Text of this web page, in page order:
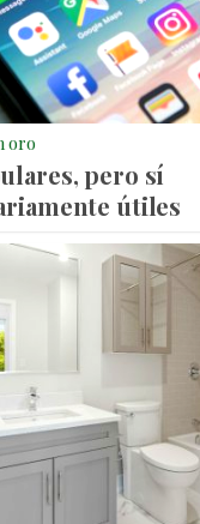
oro
pero sí
útiles